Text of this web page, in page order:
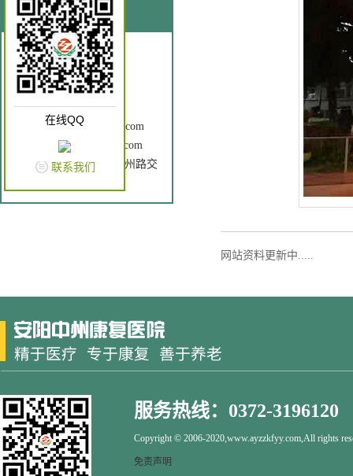
网站资料更新中.....
联系我们
联系人：刘院长
手 机：18637262866
电 话：0372-3196120
Q Q： 2602760196
邮 箱：ayzzkfyy@163.com
网 址：www.ayzzkfyy.com
地 址： 安钢大道与中州路交
服务热线：0372-3196120
Copyright © 2006-2020,www.ayzzkfyy.com,All rights
免责声明
在线QQ
联系我们